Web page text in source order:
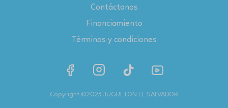
Contáctanos
Financiamiento
Términos y condiciones
Copyright ©2023 JUGUETON EL SALVADOR